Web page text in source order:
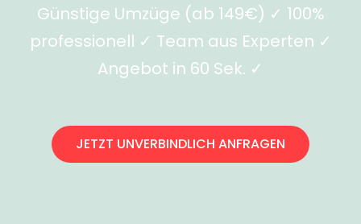
Günstige Umzüge (ab 149€) ✓ 100%
professionell ✓ Team aus Experten ✓
Angebot in 60 Sek. ✓
JETZT UNVERBINDLICH ANFRAGEN